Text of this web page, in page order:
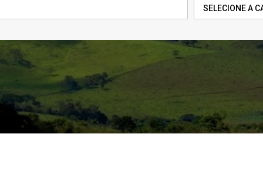
SELECIONE A